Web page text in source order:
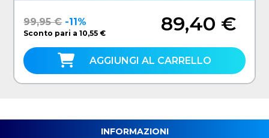
99,95 € -11%
Sconto pari a 10,55 € 89,40 €
AGGIUNGI AL CARRELLO
INFORMAZIONI